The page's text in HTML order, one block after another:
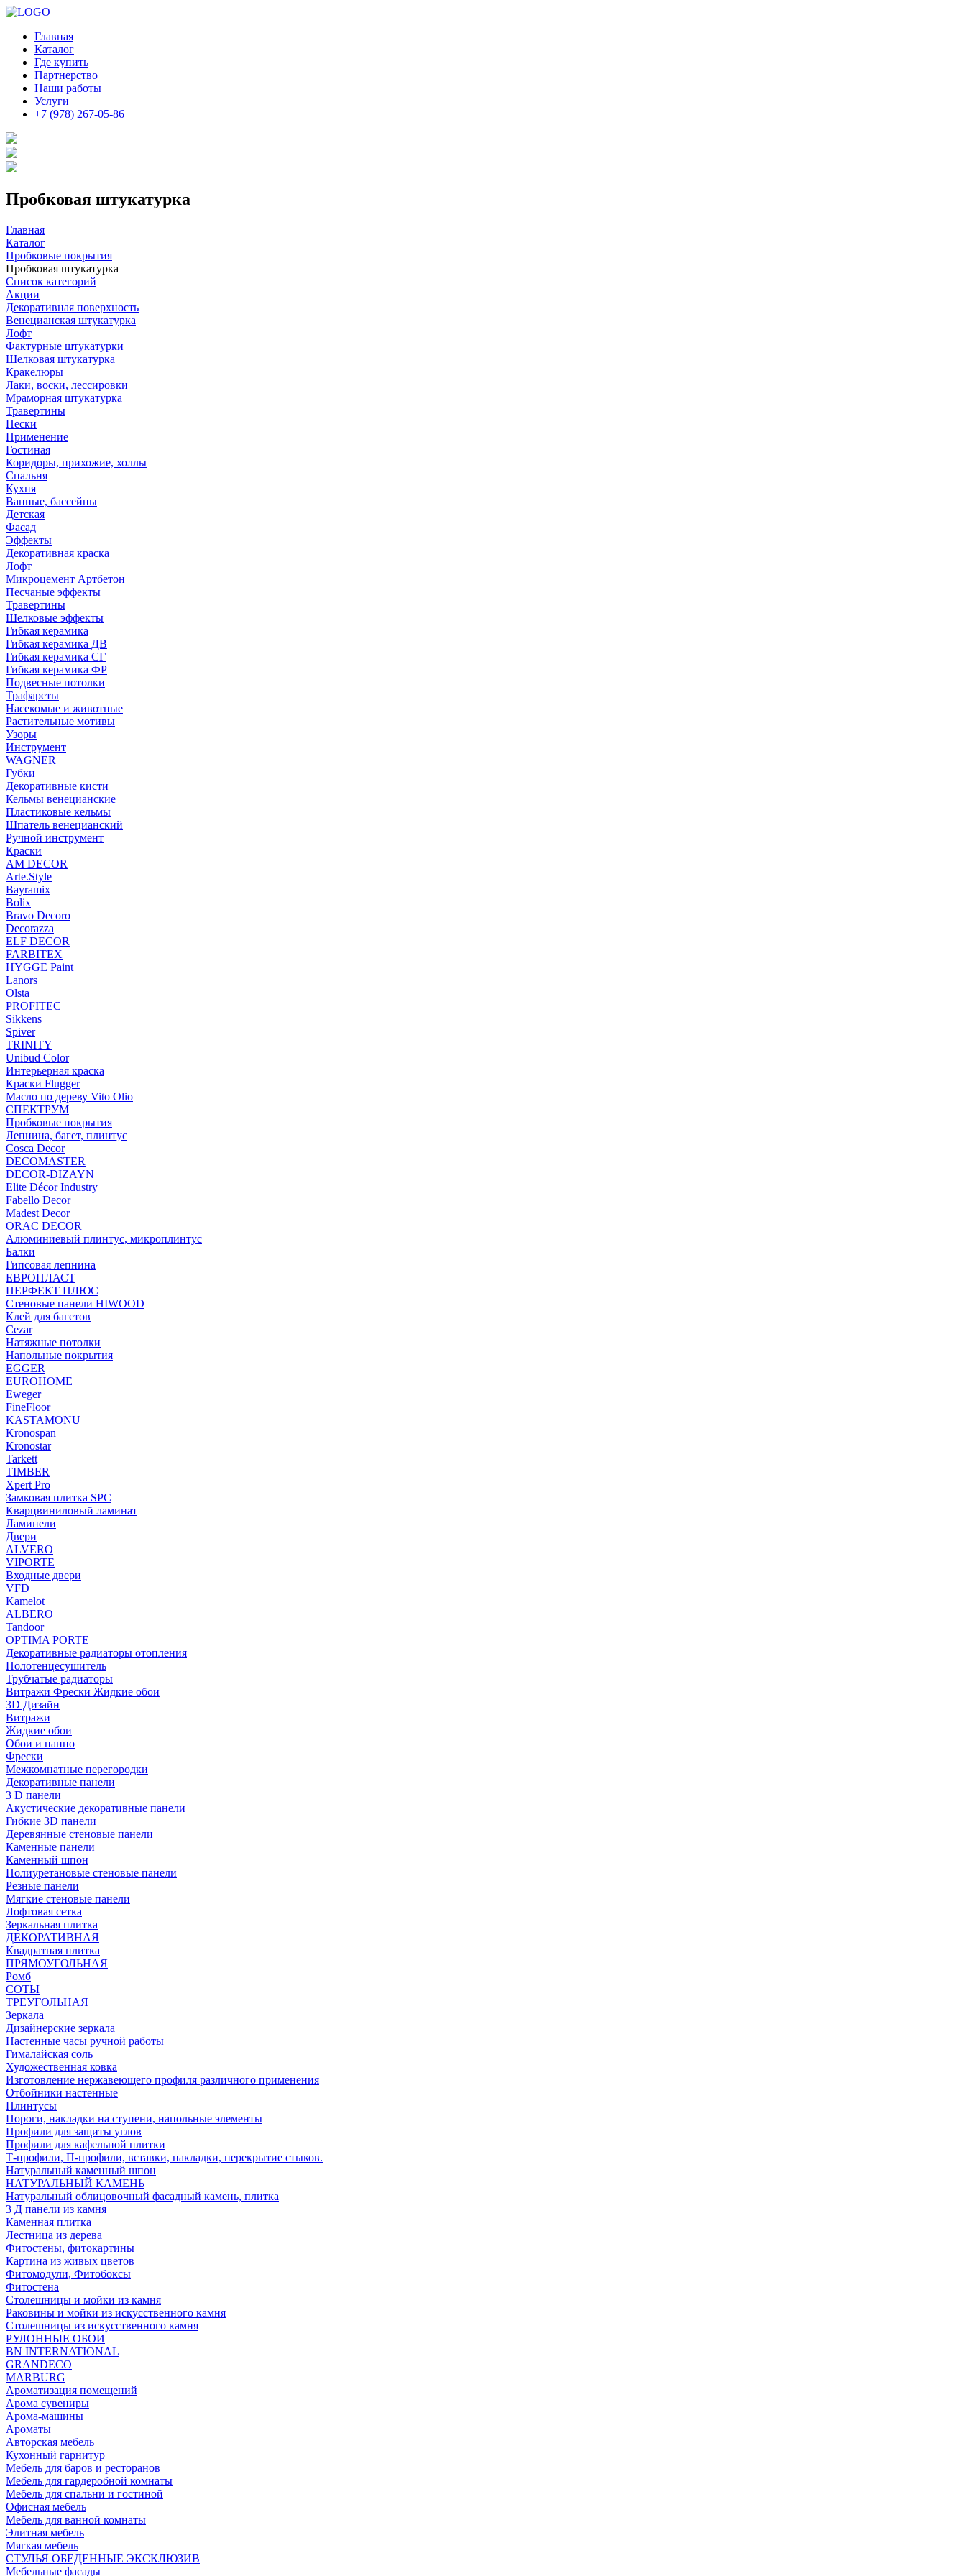
Главная
Каталог
Где купить
Партнерство
Наши работы
Услуги
+7 (978) 267-05-86
Пробковая штукатурка
Главная
Каталог
Пробковые покрытия
Пробковая штукатурка
Список категорий
Акции
Декоративная поверхность
Венецианская штукатурка
Лофт
Фактурные штукатурки
Шелковая штукатурка
Кракелюры
Лаки, воски, лессировки
Мраморная штукатурка
Травертины
Пески
Применение
Гостиная
Коридоры, прихожие, холлы
Спальня
Кухня
Ванные, бассейны
Детская
Фасад
Эффекты
Декоративная краска
Лофт
Микроцемент Артбетон
Песчаные эффекты
Травертины
Шелковые эффекты
Гибкая керамика
Гибкая керамика ДВ
Гибкая керамика СГ
Гибкая керамика ФР
Подвесные потолки
Трафареты
Насекомые и животные
Растительные мотивы
Узоры
Инструмент
WAGNER
Губки
Декоративные кисти
Кельмы венецианские
Пластиковые кельмы
Шпатель венецианский
Ручной инструмент
Краски
AM DECOR
Arte.Style
Bayramix
Bolix
Bravo Decoro
Decorazza
ELF DECOR
FARBITEX
HYGGE Paint
Lanors
Olsta
PROFITEC
Sikkens
Spiver
TRINITY
Unibud Color
Интерьерная краска
Краски Flugger
Масло по дереву Vito Olio
СПЕКТРУМ
Пробковые покрытия
Лепнина, багет, плинтус
Cosca Decor
DECOMASTER
DECOR-DIZAYN
Elite Décor Industry
Fabello Decor
Madest Decor
ORAC DECOR
Алюминиевый плинтус, микроплинтус
Балки
Гипсовая лепнина
ЕВРОПЛАСТ
ПЕРФЕКТ ПЛЮС
Стеновые панели HIWOOD
Клей для багетов
Cezar
Натяжные потолки
Напольные покрытия
EGGER
EUROHOME
Eweger
FineFloor
KASTAMONU
Kronospan
Kronostar
Tarkett
TIMBER
Xpert Pro
Замковая плитка SPC
Кварцвиниловый ламинат
Ламинели
Двери
ALVERO
VIPORTE
Входные двери
VFD
Kamelot
ALBERO
Tandoor
OPTIMA PORTE
Декоративные радиаторы отопления
Полотенцесушитель
Трубчатые радиаторы
Витражи Фрески Жидкие обои
3D Дизайн
Витражи
Жидкие обои
Обои и панно
Фрески
Межкомнатные перегородки
Декоративные панели
3 D панели
Акустические декоративные панели
Гибкие 3D панели
Деревянные стеновые панели
Каменные панели
Каменный шпон
Полиуретановые стеновые панели
Резные панели
Мягкие стеновые панели
Лофтовая сетка
Зеркальная плитка
ДЕКОРАТИВНАЯ
Квадратная плитка
ПРЯМОУГОЛЬНАЯ
Ромб
СОТЫ
ТРЕУГОЛЬНАЯ
Зеркала
Дизайнерские зеркала
Настенные часы ручной работы
Гималайская соль
Художественная ковка
Изготовление нержавеющего профиля различного применения
Отбойники настенные
Плинтусы
Пороги, накладки на ступени, напольные элементы
Профили для защиты углов
Профили для кафельной плитки
Т-профили, П-профили, вставки, накладки, перекрытие стыков.
Натуральный каменный шпон
НАТУРАЛЬНЫЙ КАМЕНЬ
Натуральный облицовочный фасадный камень, плитка
3 Д панели из камня
Каменная плитка
Лестница из дерева
Фитостены, фитокартины
Картина из живых цветов
Фитомодули, Фитобоксы
Фитостена
Столешницы и мойки из камня
Раковины и мойки из искусственного камня
Столешницы из искусственного камня
РУЛОННЫЕ ОБОИ
BN INTERNATIONAL
GRANDECO
MARBURG
Ароматизация помещений
Арома сувениры
Арома-машины
Ароматы
Авторская мебель
Кухонный гарнитур
Мебель для баров и ресторанов
Мебель для гардеробной комнаты
Мебель для спальни и гостиной
Офисная мебель
Мебель для ванной комнаты
Элитная мебель
Мягкая мебель
СТУЛЬЯ ОБЕДЕННЫЕ ЭКСКЛЮЗИВ
Мебельные фасады